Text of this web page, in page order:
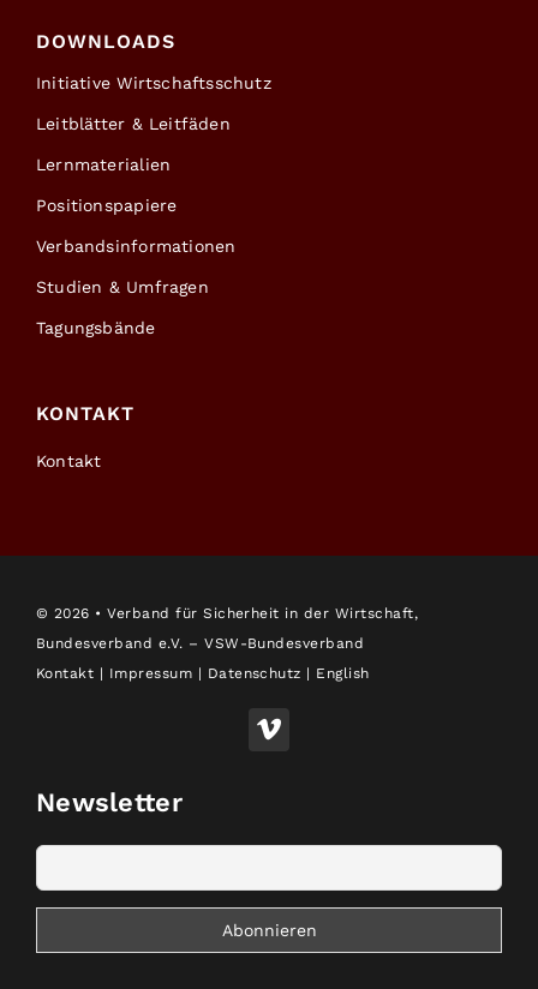
DOWNLOADS
Initiative Wirtschaftsschutz
Leitblätter & Leitfäden
Lernmaterialien
Positionspapiere
Verbandsinformationen
Studien & Umfragen
Tagungsbände
KONTAKT
Kontakt
© 2026 • Verband für Sicherheit in der Wirtschaft,
Bundesverband e.V. – VSW-Bundesverband
Kontakt | Impressum | Datenschutz | English
Newsletter